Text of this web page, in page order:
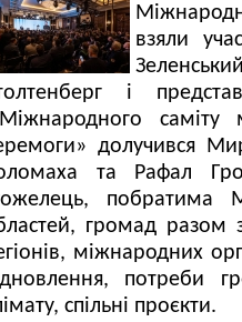
взяли
і
саміту
долучився
та Рафал
побратима
громад разом
міжнародних
потреби
спільні проєкти.